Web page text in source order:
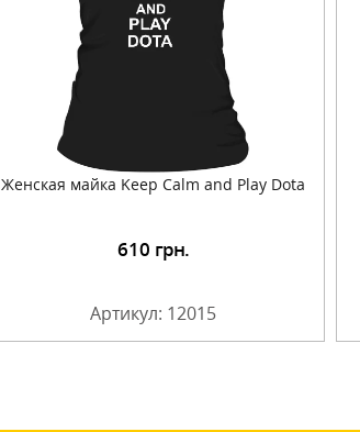
Женская майка Keep Calm and Play Dota
610 грн.
Артикул: 12015
Подробнее